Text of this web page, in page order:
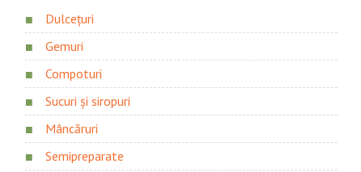
Dulcețuri
Gemuri
Compoturi
Sucuri și siropuri
Mâncăruri
Semipreparate